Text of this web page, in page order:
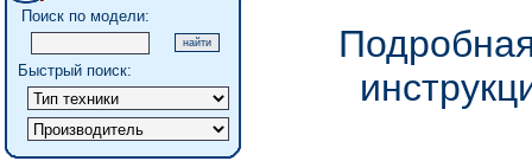
Поиск по модели:
Быстрый поиск: